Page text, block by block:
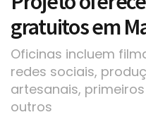
gratuitos em
Oficinas incluem
redes sociais,
artesanais,
outros